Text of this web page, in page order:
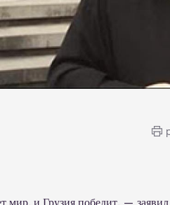
мир, и Грузия победит, —